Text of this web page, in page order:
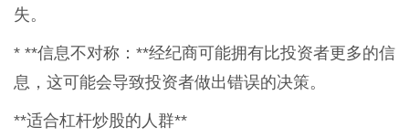
失。
* **信息不对称：**经纪商可能拥有比投资者更多的信
息，这可能会导致投资者做出错误的决策。
**适合杠杆炒股的人群**